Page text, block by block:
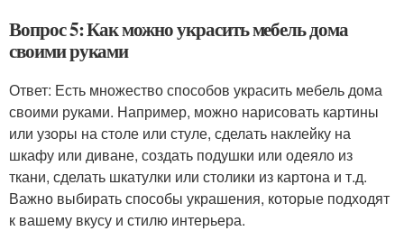
Вопрос 5: Как можно украсить мебель дома
своими руками
Ответ: Есть множество способов украсить мебель дома
своими руками. Например, можно нарисовать картины
или узоры на столе или стуле, сделать наклейку на
шкафу или диване, создать подушки или одеяло из
ткани, сделать шкатулки или столики из картона и т.д.
Важно выбирать способы украшения, которые подходят
к вашему вкусу и стилю интерьера.